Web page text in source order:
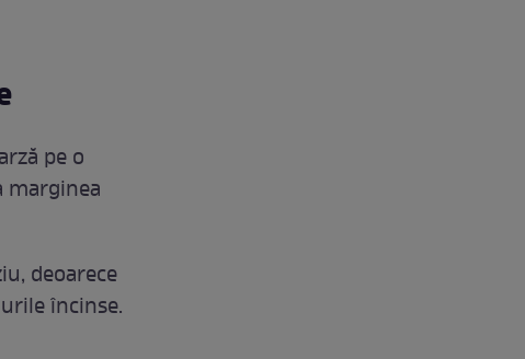
pe o
marginea
deoarece
încinse.